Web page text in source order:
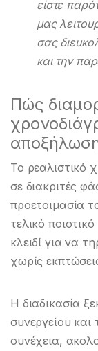
είστε
μας
σας
και την
Πώς
Το ρεαλιστικό
σε διακριτές
προετοιμασία
τελικό
κλειδί για να
χωρίς
Η διαδικασία
συνεργείου
συνέχεια,